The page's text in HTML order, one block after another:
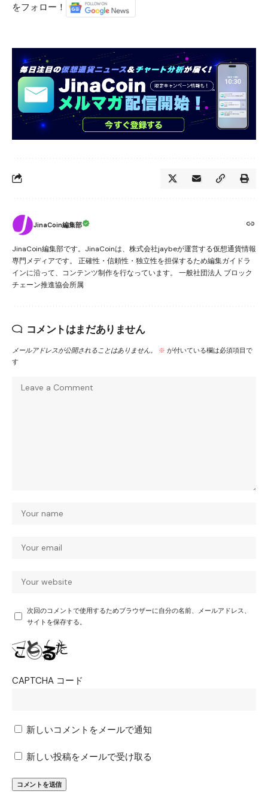
をフォロー！
JinaCoin編集部
JinaCoin編集部です。JinaCoinは、株式会社jaybeが運営する仮想通貨情報
専門メディアです。 正確性・信頼性・独立性を担保するため編集ガイドラ
インに沿って、コンテンツ制作を行なっています。 一般社団法人 ブロック
チェーン推進協会所属
コメントはまだありません
メールアドレスが公開されることはありません。 ※ が付いている欄は必須項目で
す
次回のコメントで使用するためブラウザーに自分の名前、メールアドレス、
サイトを保存する。
CAPTCHA コード
新しいコメントをメールで通知
新しい投稿をメールで受け取る